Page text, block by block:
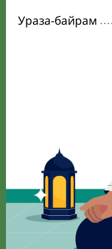
Ураза-байрам